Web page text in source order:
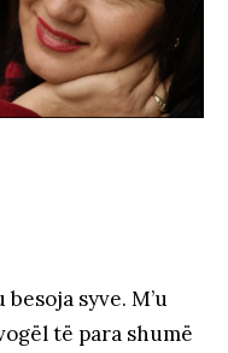
syve. M’u
të para shumë